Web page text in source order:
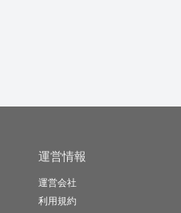
運営情報
運営会社
利用規約